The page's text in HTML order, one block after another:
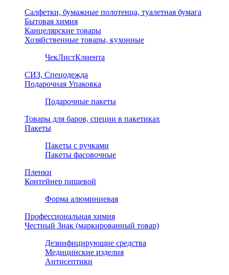
Салфетки, бумажные полотенца, туалетная бумага
Бытовая химия
Канцелярские товары
Хозяйственные товары, кухонные
ЧекЛистКлиента
СИЗ, Спецодежда
Подарочная Упаковка
Подарочные пакеты
Товары для баров, специи в пакетиках
Пакеты
Пакеты с ручками
Пакеты фасовочные
Пленки
Контейнер пищевой
Форма алюминиевая
Профессиональная химия
Честный Знак (маркированный товар)
Дезинфицирующие средства
Медицинские изделия
Антисептики